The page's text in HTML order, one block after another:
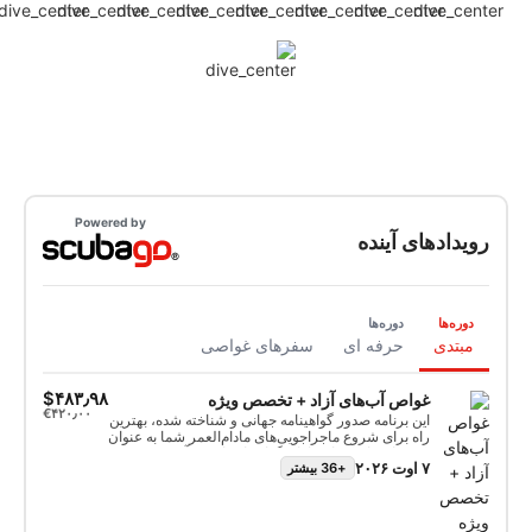
رویدادهای آینده
Powered by
دوره‌ها
مبتدی
دوره‌ها
حرفه ای سفرهای غواصی
غواص آب‌های آزاد + تخصص ویژه
این برنامه صدور گواهینامه جهانی و شناخته شده، بهترین
راه برای شروع ماجراجویی‌های مادام‌العمر شما به عنوان
یک غواص اسکوبای دارای گواهینامه است. آموزش
شخصی‌سازی شده با جلسات تمرینی درون آب ترکیب
۷ اوت ۲۰۲۶ +36 بیشتر
‎$۴۸۳٫۹۸
‎€۴۲۰٫۰۰